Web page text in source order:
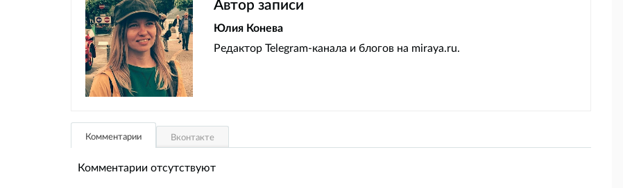
Автор записи
Юлия Конева
Редактор Telegram-канала и блогов на miraya.ru.
Комментарии Вконтакте
Комментарии отсутствуют